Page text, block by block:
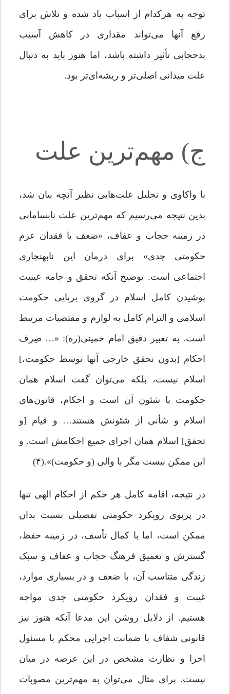
توجه به هرکدام از اسباب یاد شده و تلاش برای
رفع آنها می‌تواند مقداری در کاهش آسیب
بدحجابی تأثیر داشته باشد، اما هنوز باید به دنبال
علت میدانی اصلی‌تر و ریشه‌ای‌تر بود.
ج) مهم‌ترین علت
با واکاوی و تحلیل علت‌هایی نظیر آنچه بیان شد،
بدین نتیجه می‌رسیم که مهم‌ترین علت نابسامانی
در زمینه حجاب و عفاف، «ضعف یا فقدان عزم
حکومتی جدی» برای درمان این نابهنجاری
اجتماعی است. توضیح آنکه تحقق و جامه عینیت
پوشیدن کامل اسلام در گروی برپایی حکومت
اسلامی و التزام کامل به لوازم و مقتضیات مرتبط
است. به تعبیر دقیق امام خمینی(ره): «… صِرف
احکام [بدون تحقق خارجی آنها توسط حکومت،]
اسلام نیست، بلکه می‌توان گفت اسلام همان
حکومت با شئون آن است و احکام، قانون‌های
اسلام و شأنی از شئونش هستند… و قیام [و
تحقق] اسلام همان اجرای جمیع احکامش است. و
این ممکن نیست مگر با والی (و حکومت)».(۴)
در نتیجه، اقامه کامل هر حکم از احکام الهی تنها
در پرتوی رویکرد حکومتی تفصیلی نسبت بدان
ممکن است، اما با کمال تأسف، در زمینه حفظ،
گسترش و تعمیق فرهنگ حجاب و عفاف و سبک
زندگی متناسب آن، با ضعف و در بسیاری موارد،
غیبت و فقدان رویکرد حکومتی جدی مواجه
هستیم. از دلایل روشن این مدعا آنکه هنوز نیز
قانونی شفاف با ضمانت اجرایی محکم با مسئول
اجرا و نظارت مشخص در این عرصه در میان
نیست. برای مثال می‌توان به مهم‌ترین مصوبات